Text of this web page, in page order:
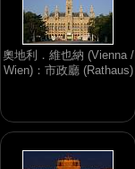
奧地利．維也納 (Vienna /
Wien)：市政廳 (Rathaus)